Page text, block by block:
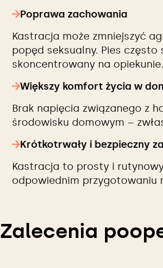
Poprawa zachowania
Kastracja może zmniejszyć
popęd seksualny. Pies
skoncentrowany na opiekunie.
Większy komfort życia w
Brak napięcia związanego z
środowisku domowym –
Krótkotrwały i bezpieczny
Kastracja to prosty i
odpowiednim przygotowaniu
Zalecenia